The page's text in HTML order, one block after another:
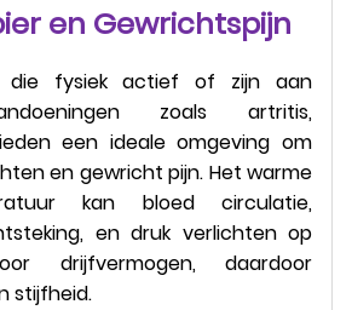
en Gewrichtspijn
die fysiek actief of zijn aan
zoals artritis,
een ideale omgeving om
en gewricht pijn. Het warme
kan bloed circulatie,
en druk verlichten op
drijfvermogen, daardoor
stijfheid.